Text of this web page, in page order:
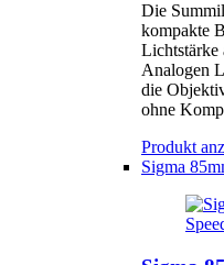
Die
kompakte
Lichtstärke
Analogen
die
ohne
Produkt
Sigma